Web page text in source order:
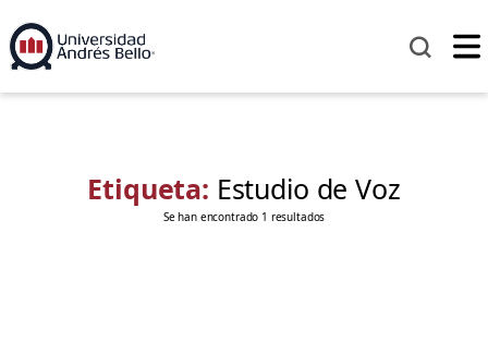
Etiqueta: Estudio de Voz
Se han encontrado 1 resultados